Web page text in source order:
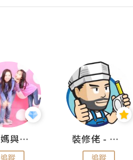
儍媽媽與兩隻小魔怪之家
追蹤
裝修佬 - 香港一站式網上裝修平台
追蹤